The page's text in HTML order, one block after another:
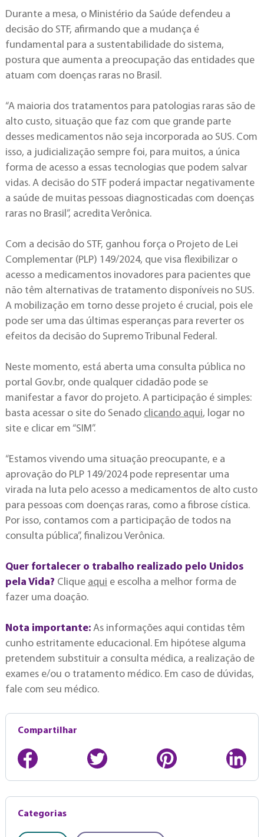
Durante a mesa, o Ministério da Saúde defendeu a
decisão do STF, afirmando que a mudança é
fundamental para a sustentabilidade do sistema,
postura que aumenta a preocupação das entidades que
atuam com doenças raras no Brasil.
“A maioria dos tratamentos para patologias raras são de
alto custo, situação que faz com que grande parte
desses medicamentos não seja incorporada ao SUS. Com
isso, a judicialização sempre foi, para muitos, a única
forma de acesso a essas tecnologias que podem salvar
vidas. A decisão do STF poderá impactar negativamente
a saúde de muitas pessoas diagnosticadas com doenças
raras no Brasil”, acredita Verônica.
Com a decisão do STF, ganhou força o Projeto de Lei
Complementar (PLP) 149/2024, que visa flexibilizar o
acesso a medicamentos inovadores para pacientes que
não têm alternativas de tratamento disponíveis no SUS.
A mobilização em torno desse projeto é crucial, pois ele
pode ser uma das últimas esperanças para reverter os
efeitos da decisão do Supremo Tribunal Federal.
Neste momento, está aberta uma consulta pública no
portal Gov.br, onde qualquer cidadão pode se
manifestar a favor do projeto. A participação é simples:
basta acessar o site do Senado clicando aqui, logar no
site e clicar em “SIM”.
“Estamos vivendo uma situação preocupante, e a
aprovação do PLP 149/2024 pode representar uma
virada na luta pelo acesso a medicamentos de alto custo
para pessoas com doenças raras, como a fibrose cística.
Por isso, contamos com a participação de todos na
consulta pública”, finalizou Verônica.
Quer fortalecer o trabalho realizado pelo Unidos
pela Vida? Clique aqui e escolha a melhor forma de
fazer uma doação.
Nota importante:As informações aqui contidas têm
cunho estritamente educacional. Em hipótese alguma
pretendem substituir a consulta médica, a realização de
exames e/ou o tratamento médico. Em caso de dúvidas,
fale com seu médico.
Compartilhar
Categorias